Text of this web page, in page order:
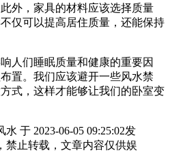
外，家具的材料应该选择质量
仅可以提高居住质量，还能保持
人们睡眠质量和健康的重要因
置。我们应该避开一些风水禁
式，这样才能够让我们的卧室变
于 2023-06-05 09:25:02发
禁止转载，文章内容仅供娱